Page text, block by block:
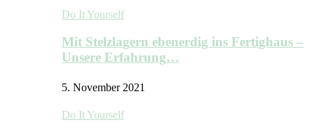
Do It Yourself
Mit Stelzlagern ebenerdig ins Fertighaus –
Unsere Erfahrung…
5. November 2021
Do It Yourself